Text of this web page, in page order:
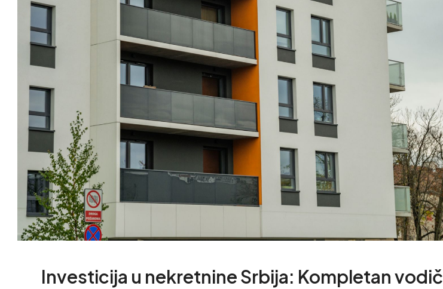
Investicija u nekretnine Srbija: Kompletan vodič